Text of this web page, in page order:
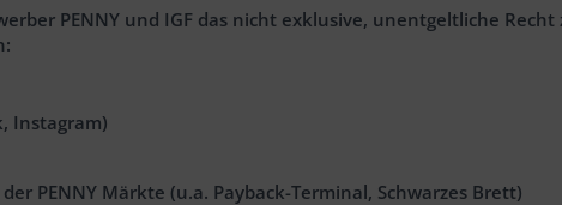
PENNY und IGF das nicht exklusive, unentgeltliche
Instagram)
PENNY Märkte (u.a. Payback-Terminal, Schwarzes Brett)